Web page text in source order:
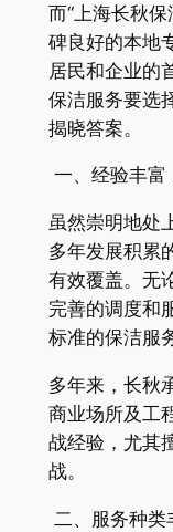
而“上海长秋
碑良好的本地
居民和企业的
保洁服务要选
揭晓答案。
一、经验丰富
虽然崇明地处
多年发展积累
有效覆盖。无
完善的调度和
标准的保洁服
多年来，长秋
商业场所及工
战经验，尤其
战。
二、服务种